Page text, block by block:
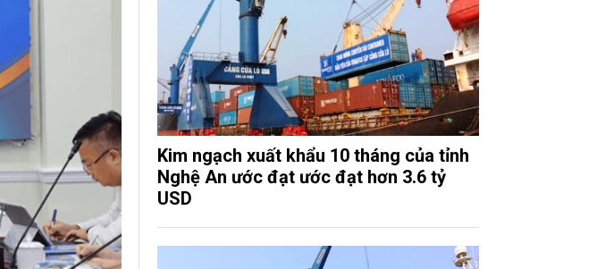
Kim ngạch xuất khẩu 10 tháng của tỉnh
Nghệ An ước đạt ước đạt hơn 3.6 tỷ
USD